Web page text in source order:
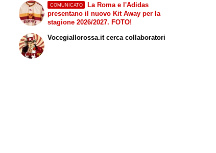
COMUNICATO
La Roma e l'Adidas
presentano il nuovo Kit Away per la
stagione 2026/2027. FOTO!
Vocegiallorossa.it cerca collaboratori